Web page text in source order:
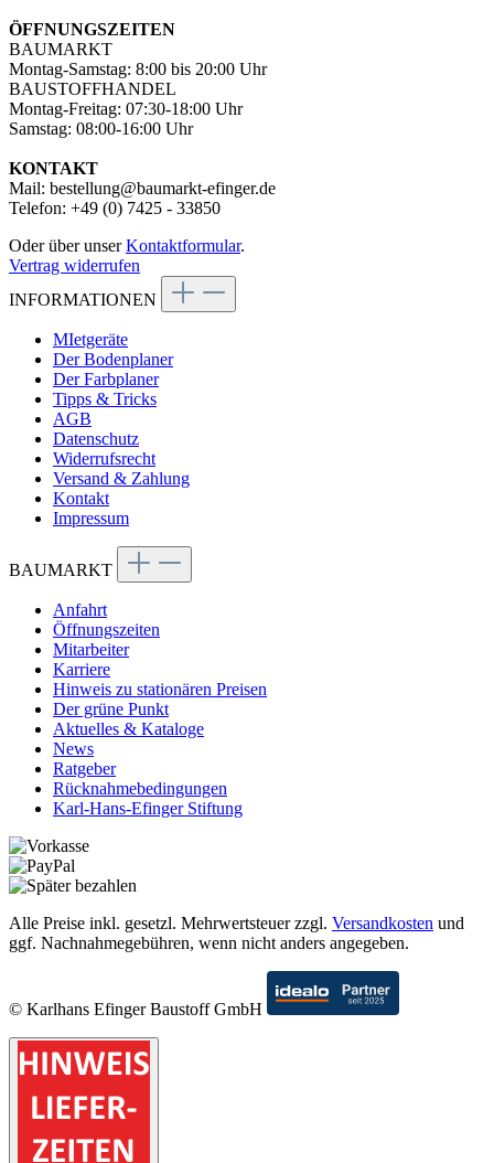
ÖFFNUNGSZEITEN
BAUMARKT
Montag-Samstag: 8:00 bis 20:00 Uhr
BAUSTOFFHANDEL
Montag-Freitag: 07:30-18:00 Uhr
Samstag: 08:00-16:00 Uhr
KONTAKT
Mail: bestellung@baumarkt-efinger.de
Telefon: +49 (0) 7425 - 33850
Oder über unserKontaktformular.
Vertrag widerrufen
INFORMATIONEN
MIetgeräte
Der Bodenplaner
Der Farbplaner
Tipps & Tricks
AGB
Datenschutz
Widerrufsrecht
Versand & Zahlung
Kontakt
Impressum
BAUMARKT
Anfahrt
Öffnungszeiten
Mitarbeiter
Karriere
Hinweis zu stationären Preisen
Der grüne Punkt
Aktuelles & Kataloge
News
Ratgeber
Rücknahmebedingungen
Karl-Hans-Efinger Stiftung
Alle Preise inkl. gesetzl. Mehrwertsteuer zzgl. Versandkosten und
ggf. Nachnahmegebühren, wenn nicht anders angegeben.
© Karlhans Efinger Baustoff GmbH